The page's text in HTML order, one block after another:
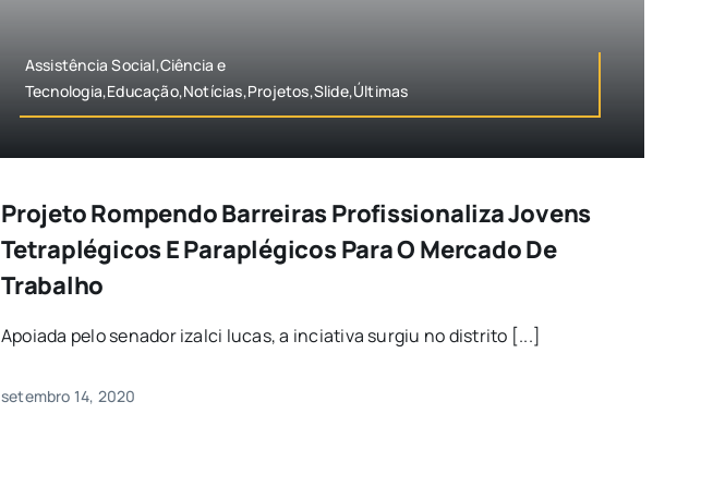
Assistência Social,Ciência e
Tecnologia,Educação,Notícias,Projetos,Slide,Últimas
Projeto Rompendo Barreiras Profissionaliza Jovens
Tetraplégicos E Paraplégicos Para O Mercado De
Trabalho
Apoiada pelo senador izalci lucas, a inciativa surgiu no distrito [...]
setembro 14, 2020